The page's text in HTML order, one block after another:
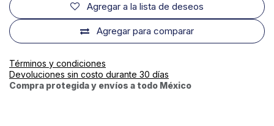
Agregar para comparar
Agregar a la lista de deseos
Términos y condiciones
Devoluciones sin costo durante 30 días
Compra protegida y envíos a todo México